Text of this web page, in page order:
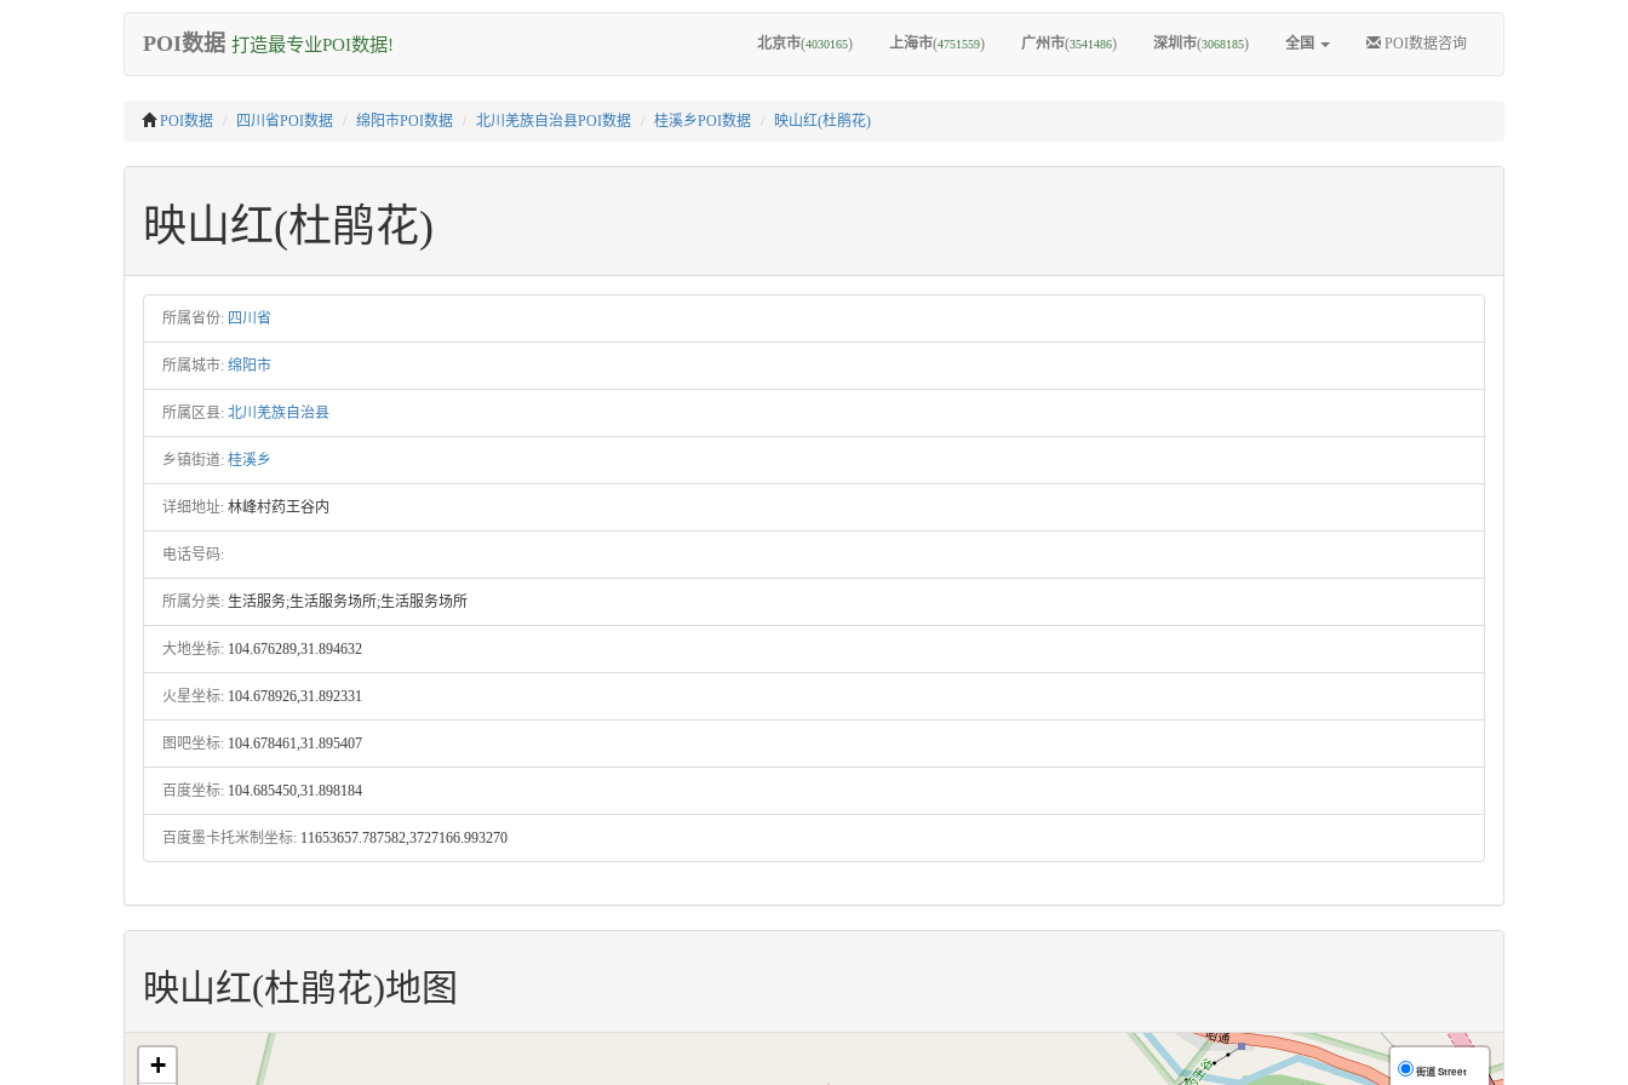
POI数据 打造最专业POI数据! 北京市(4030165) 上海市(4751559) 广州市(3541486) 深圳市(3068185) 全国 POI数据咨询
POI数据 四川省POI数据 绵阳市POI数据 北川羌族自治县POI数据 桂溪乡POI数据 映山红(杜鹃花)
映山红(杜鹃花)
所属省份: 四川省
所属城市: 绵阳市
所属区县: 北川羌族自治县
乡镇街道: 桂溪乡
详细地址: 林峰村药王谷内
电话号码:
所属分类: 生活服务;生活服务场所;生活服务场所
大地坐标: 104.676289,31.894632
火星坐标: 104.678926,31.892331
图吧坐标: 104.678461,31.895407
百度坐标: 104.685450,31.898184
百度墨卡托米制坐标: 11653657.787582,3727166.993270
映山红(杜鹃花)地图
+ 街道 Street